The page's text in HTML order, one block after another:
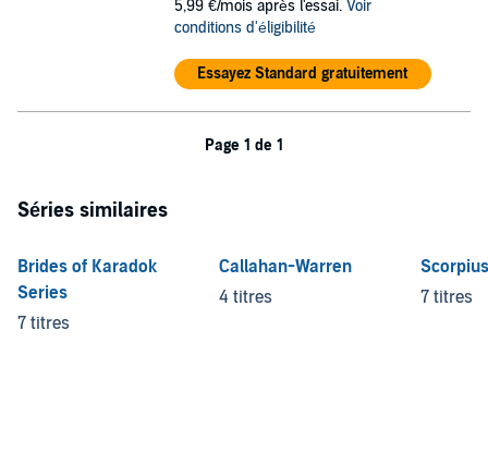
5,99 €/mois après l'essai. Voir
conditions d'éligibilité
Essayez Standard gratuitement
Page 1 de 1
Séries similaires
Brides of Karadok
Series
7 titres
Callahan-Warren
4 titres
7 titres